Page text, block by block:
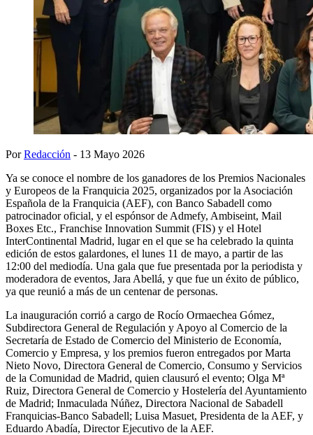
PorRedacción - 13 Mayo 2026
Ya se conoce el nombre de los ganadores de los Premios Nacionales
y Europeos de la Franquicia 2025, organizados por la Asociación
Española de la Franquicia (AEF), con Banco Sabadell como
patrocinador oficial, y el espónsor de Admefy, Ambiseint, Mail
Boxes Etc., Franchise Innovation Summit (FIS) y el Hotel
InterContinental Madrid, lugar en el que se ha celebrado la quinta
edición de estos galardones, el lunes 11 de mayo, a partir de las
12:00 del mediodía. Una gala que fue presentada por la periodista y
moderadora de eventos, Jara Abellá, y que fue un éxito de público,
ya que reunió a más de un centenar de personas.
La inauguración corrió a cargo de Rocío Ormaechea Gómez,
Subdirectora General de Regulación y Apoyo al Comercio de la
Secretaría de Estado de Comercio del Ministerio de Economía,
Comercio y Empresa, y los premios fueron entregados por Marta
Nieto Novo, Directora General de Comercio, Consumo y Servicios
de la Comunidad de Madrid, quien clausuró el evento; Olga Mª
Ruiz, Directora General de Comercio y Hostelería del Ayuntamiento
de Madrid; Inmaculada Núñez, Directora Nacional de Sabadell
Franquicias-Banco Sabadell; Luisa Masuet, Presidenta de la AEF, y
Eduardo Abadía, Director Ejecutivo de la AEF.